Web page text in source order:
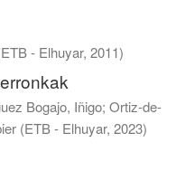
ETB - Elhuyar, 2011)
Bogajo, Iñigo; Ortiz-de-
(ETB - Elhuyar, 2023)